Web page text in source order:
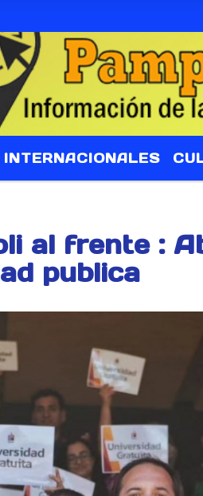
INTERNACIONALES
al frente :
publica